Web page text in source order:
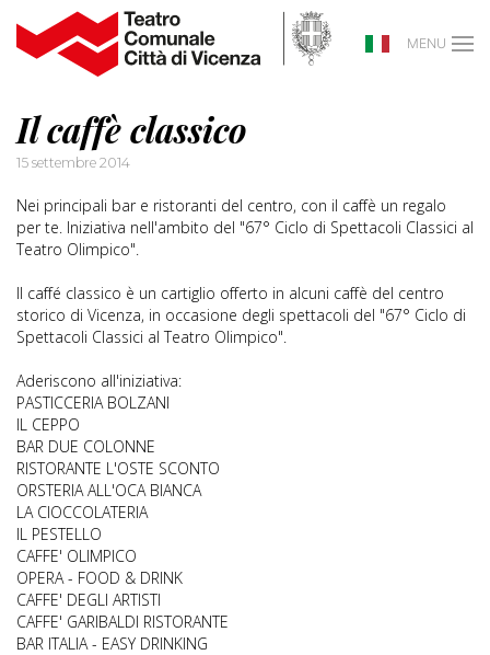
MENU
Il caffè classico
15 settembre 2014
Nei principali bar e ristoranti del centro, con il caffè un regalo
per te. Iniziativa nell'ambito del "67° Ciclo di Spettacoli Classici al
Teatro Olimpico".
Il caffé classico è un cartiglio offerto in alcuni caffè del centro
storico di Vicenza, in occasione degli spettacoli del "67° Ciclo di
Spettacoli Classici al Teatro Olimpico".
Aderiscono all'iniziativa:
PASTICCERIA BOLZANI
IL CEPPO
BAR DUE COLONNE
RISTORANTE L'OSTE SCONTO
ORSTERIA ALL'OCA BIANCA
LA CIOCCOLATERIA
IL PESTELLO
CAFFE' OLIMPICO
OPERA - FOOD & DRINK
CAFFE' DEGLI ARTISTI
CAFFE' GARIBALDI RISTORANTE
BAR ITALIA - EASY DRINKING